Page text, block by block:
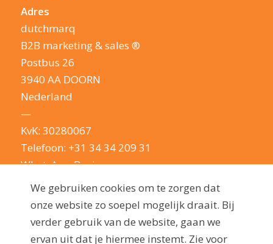
Adres
dutchmarq
B2B marketing & sales ®
Postbus 26
3940 AA DOORN
Nederland
—
KvK: 30280067
Telefoon: +31 34 34 209 31
WhatsApp Business
E-mail:
info@dutchmarq.nl
We houden van een geintje. Maar nemen je
privacy erg serieus: lees hier onze
We gebruiken cookies om te zorgen dat
onze website zo soepel mogelijk draait. Bij
verder gebruik van de website, gaan we
ervan uit dat je hiermee instemt. Zie voor